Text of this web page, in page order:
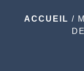
ACCUEIL /